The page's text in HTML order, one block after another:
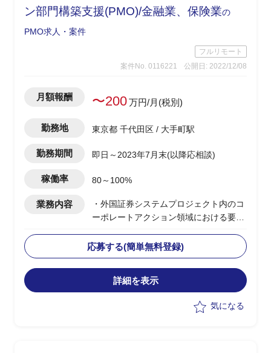
ン部門構築支援(PMO)/金融業、保険業の
PMO求人・案件
フルリモート
案件No. 0116221
公開日: 2022/12/08
月額報酬 〜200万円/月(税別)
勤務地 東京都 千代田区 / 大手町駅
勤務期間 即日～2023年7月末(以降応相談)
稼働率 80～100%
業務内容
・外国証券システムプロジェクト内のコ
ーポレートアクション領域における要件
業務支援(PMO)
・グローバルITプロジェクト内のコーポ
レートアクション領域システムのリード
応募する(簡単無料登録)
詳細を表示
気になる